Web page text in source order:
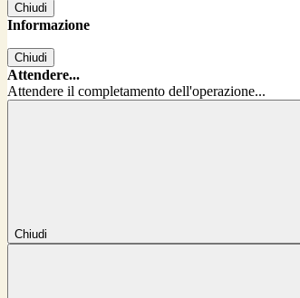
Chiudi
Informazione
Chiudi
Attendere...
Attendere il completamento dell'operazione...
Chiudi